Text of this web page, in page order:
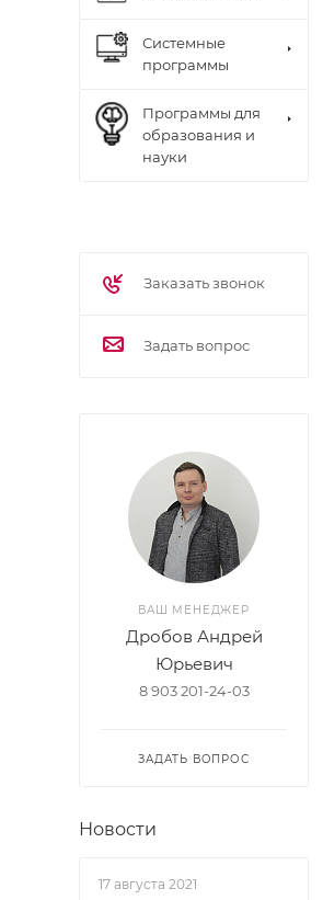
Системные
программы
Программы для
образования и
науки
Заказать звонок
Задать вопрос
ВАШ МЕНЕДЖЕР
Дробов Андрей
Юрьевич
8 903 201-24-03
ЗАДАТЬ ВОПРОС
Новости
17 августа 2021